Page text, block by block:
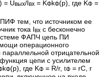
= Uвых/Iвх = KФkФ(p), где KФ =
тем, что источником ее
тока Iвх с бесконечно
ФАПЧ цепь ПИ
операционного
отрицательной
цепи с усилителем
kФ(p), где KФ = R/r,tФ = rC, r